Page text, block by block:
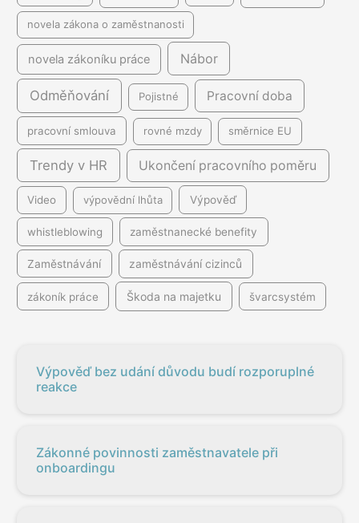
novela zákona o zaměstnanosti
novela zákoníku práce Nábor
Odměňování Pojistné Pracovní doba
pracovní smlouva rovné mzdy směrnice EU
Trendy v HR Ukončení pracovního poměru
Video výpovědní lhůta Výpověď
whistleblowing zaměstnanecké benefity
Zaměstnávání zaměstnávání cizinců
zákoník práce Škoda na majetku švarcsystém
Výpověď bez udání důvodu budí rozporuplné
reakce
Zákonné povinnosti zaměstnavatele při
onboardingu